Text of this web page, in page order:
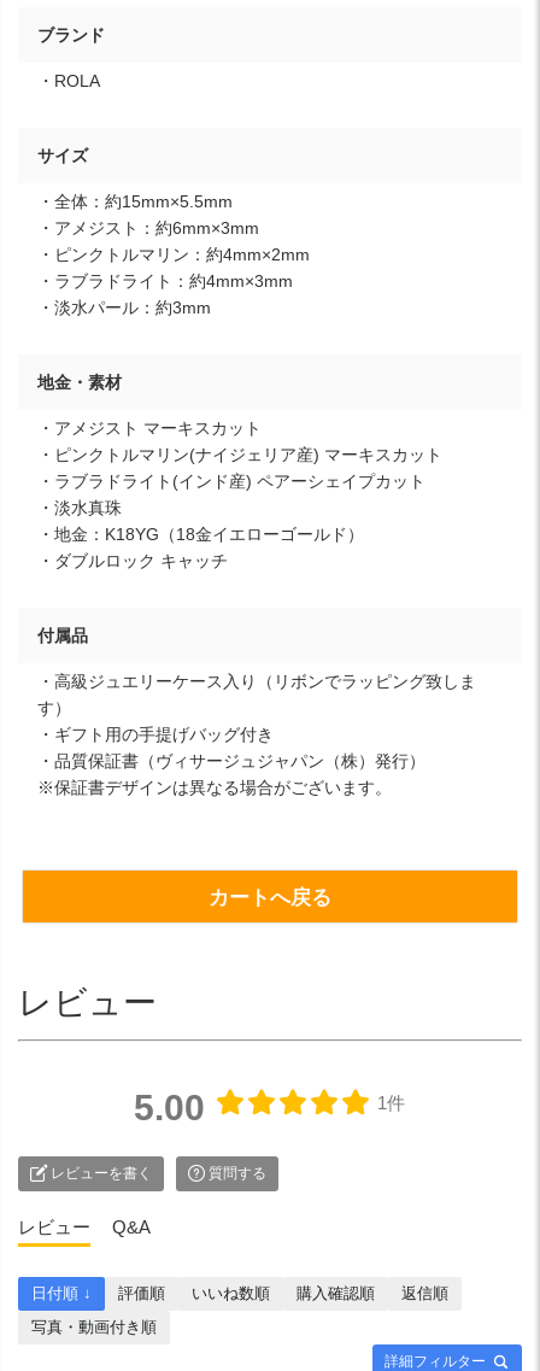
ブランド
・ROLA
サイズ
・全体：約15mm×5.5mm
・アメジスト：約6mm×3mm
・ピンクトルマリン：約4mm×2mm
・ラブラドライト：約4mm×3mm
・淡水パール：約3mm
地金・素材
・アメジスト マーキスカット
・ピンクトルマリン(ナイジェリア産) マーキスカット
・ラブラドライト(インド産) ペアーシェイプカット
・淡水真珠
・地金：K18YG（18金イエローゴールド）
・ダブルロック キャッチ
付属品
・高級ジュエリーケース入り（リボンでラッピング致しま
す）
・ギフト用の手提げバッグ付き
・品質保証書（ヴィサージュジャパン（株）発行）
※保証書デザインは異なる場合がございます。
カートへ戻る
レビュー
5.00 1件
レビューを書く 質問する
レビュー Q&A
詳細フィルター
日付順 ↓ 評価順 いいね数順 購入確認順
返信順
写真・動画付き順